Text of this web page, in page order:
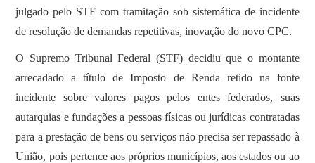
julgado pelo STF com tramitação sob sistemática de incidente
de resolução de demandas repetitivas, inovação do novo CPC.
O Supremo Tribunal Federal (STF) decidiu que o montante
arrecadado a título de Imposto de Renda retido na fonte
incidente sobre valores pagos pelos entes federados, suas
autarquias e fundações a pessoas físicas ou jurídicas contratadas
para a prestação de bens ou serviços não precisa ser repassado à
União, pois pertence aos próprios municípios, aos estados ou ao